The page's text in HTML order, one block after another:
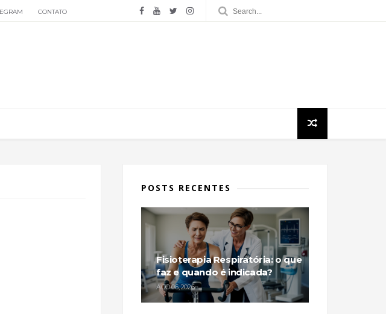
CONTATO
POSTS RECENTES
Fisioterapia Respiratória: o que
faz e quando é indicada?
AGO 06, 2026